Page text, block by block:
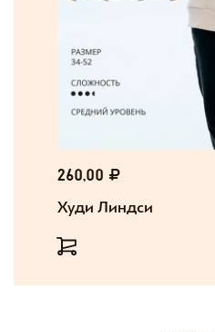
260,00
Худи Линдси